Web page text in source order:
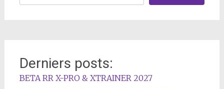
Derniers posts:
BETA RR X-PRO & XTRAINER 2027